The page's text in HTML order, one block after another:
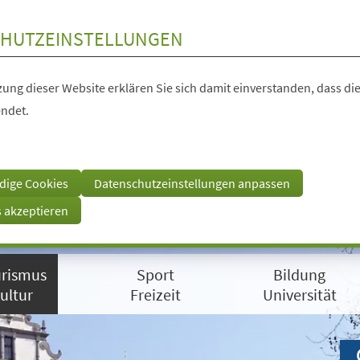
dieser Website erklären Sie sich damit einverstanden, dass
Cookies
Datenschutzeinstellungen anpassen
akzeptieren
Sport
Freizeit
Bildung
Universität